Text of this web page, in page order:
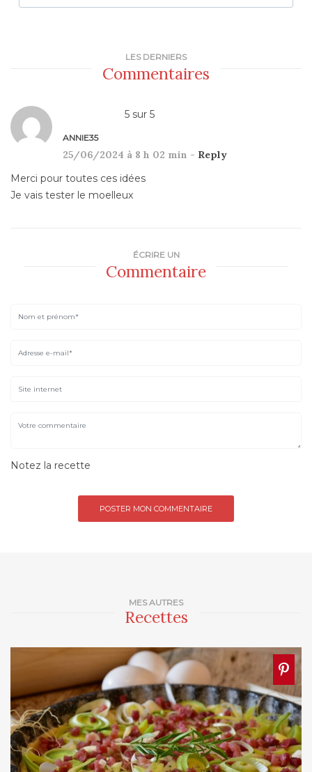
MES AUTRES
Recettes
LES DERNIERS
Commentaires
5 sur 5
ANNIE35
25/06/2024 à 8 h 02 min - Reply
Merci pour toutes ces idées
Je vais tester le moelleux
ÉCRIRE UN
Commentaire
Notez la recette